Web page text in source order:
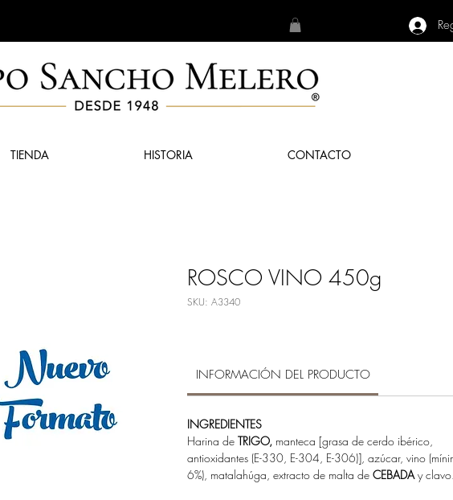
TIENDA HISTORIA CONTACTO
ROSCO VINO 450g
SKU: A3340
INFORMACIÓN DEL PRODUCTO
INGREDIENTES
Harina de TRIGO, manteca [grasa de cerdo ibérico,
antioxidantes (E-330, E-304, E-306)], azúcar, vino
6%), matalahúga, extracto de malta de CEBADAy clavo.